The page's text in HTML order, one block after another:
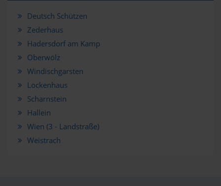
Deutsch Schützen
Zederhaus
Hadersdorf am Kamp
Oberwölz
Windischgarsten
Lockenhaus
Scharnstein
Hallein
Wien (3 - Landstraße)
Weistrach